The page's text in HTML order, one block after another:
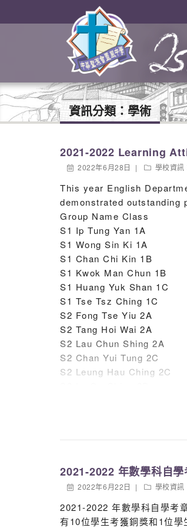
資訊分類： 學術
2021-2022 Learning
2022年6月28日 學校資訊
This year English
demonstrated outstanding
Group Name Class
S1 Ip Tung Yan 1A
S1 Wong Sin Ki 1A
S1 Chan Chi Kin 1B
S1 Kwok Man Chun 1B
S1 Huang Yuk Shan 1C
S1 Tse Tsz Ching 1C
S2 Fong Tse Yiu 2A
S2 Tang Hoi Wai 2A
S2 Lau Chun Shing 2A
S2 Chan Yui Tung 2C
S2 Leung Hau Ching 2C
S3 Sin Ka Wai Agnes 3C
S3 Meng Bing Ling 3D
S4 Sit Mei Hung 4A
S4 Wu Yin Wing 4C
2021-2022 年數學科自學
2022年6月22日 學校資訊
2021-2022 年數學科自學考
有10位學生考獲銅獎和1位學